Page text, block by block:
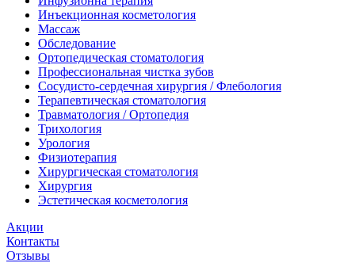
Инъекционная косметология
Массаж
Обследование
Ортопедическая стоматология
Профессиональная чистка зубов
Сосудисто-сердечная хирургия / Флебология
Терапевтическая стоматология
Травматология / Ортопедия
Трихология
Урология
Физиотерапия
Хирургическая стоматология
Хирургия
Эстетическая косметология
Акции
Контакты
Отзывы